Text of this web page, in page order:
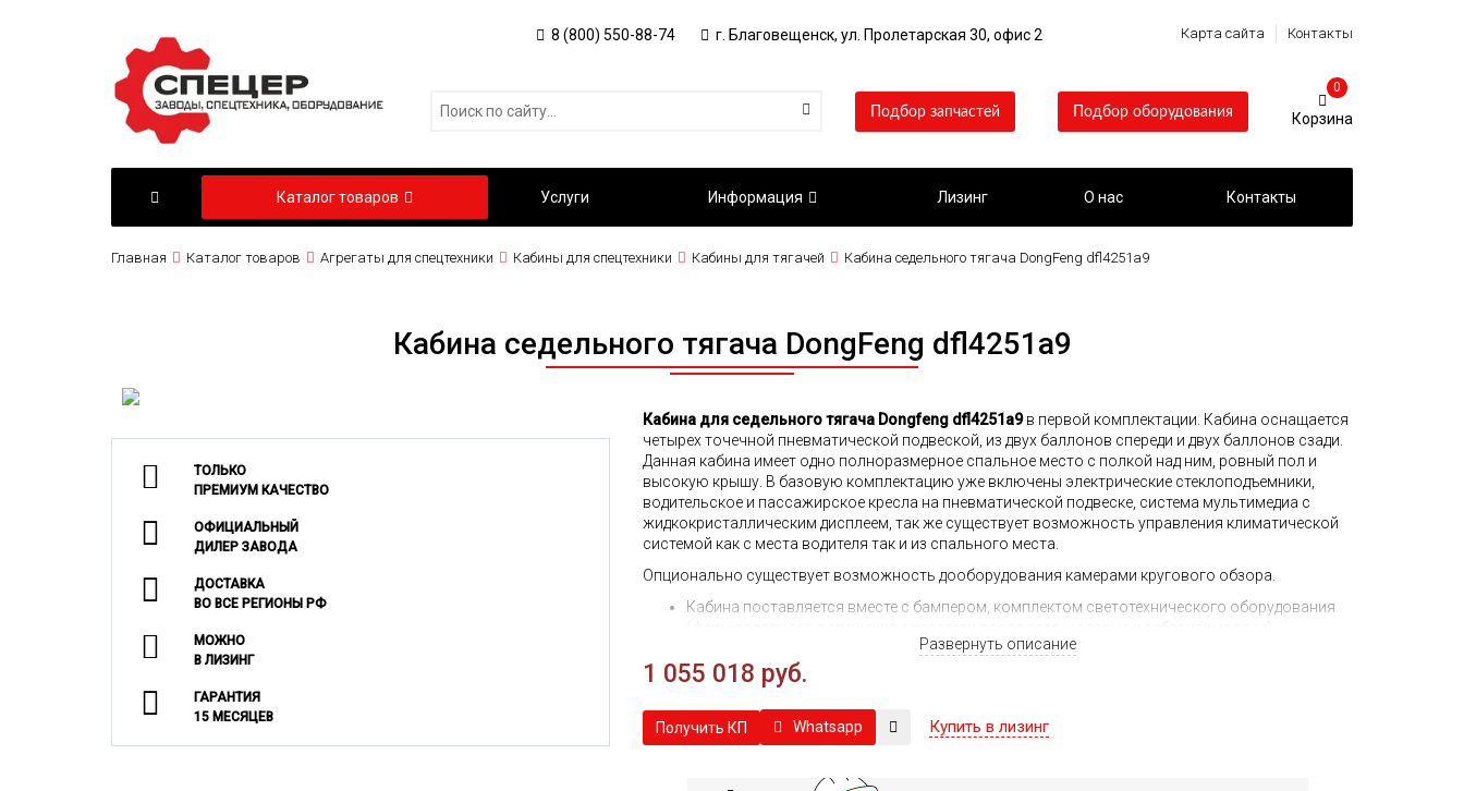
8 (800) 550-88-74 г. Благовещенск, ул. Пролетарская 30, офис 2 Карта сайта Контакты
Подбор запчастей Подбор оборудования
0
Каталог товаров Услуги Информация Лизинг О нас Контакты
Главная Каталог товаров Агрегаты для спецтехники Кабины для спецтехники Кабины для тягачей Кабина седельного тягача DongFeng dfl4251a9
Кабина седельного тягача DongFeng dfl4251a9
ТОЛЬКО
ПРЕМИУМ КАЧЕСТВО
ОФИЦИАЛЬНЫЙ
ДИЛЕР ЗАВОДА
ДОСТАВКА
ВО ВСЕ РЕГИОНЫ РФ
МОЖНО
В ЛИЗИНГ
ГАРАНТИЯ
15 МЕСЯЦЕВ
Кабина для седельного тягача Dongfeng dfl4251a9в первой комплектации. Кабина оснащается
четырех точечной пневматической подвеской, из двух баллонов спереди и двух баллонов сзади.
Данная кабина имеет одно полноразмерное спальное место с полкой над ним, ровный пол и
высокую крышу. В базовую комплектацию уже включены электрические стеклоподъемники,
водительское и пассажирское кресла на пневматической подвеске, система мультимедиа с
жидкокристаллическим дисплеем, так же существует возможность управления климатической
системой как с места водителя так и из спального места.
Опционально существует возможность дооборудования камерами кругового обзора.
Кабина поставляется вместе с бампером, комплектом светотехнического оборудования
(фары головного освещения, указатели поворотов, ходовые и габаритные огни),
комплектом шильд и внешних декоративных накладок. Так же в комплект включен полный
комплект зеркал заднего вида и внешний солнцезащитный козырек.
Для получения детальной информации касающийся комплектации, цвета и актуальной
цены необходима консультация с нашим менеджером.
Развернуть описание
1 055 018 руб.
Получить КП Whatsapp Купить в лизинг